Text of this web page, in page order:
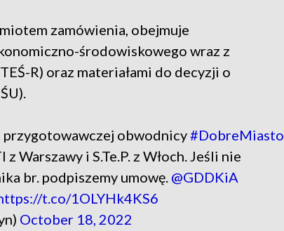
zamówienia, obejmuje
środowiskowego wraz z
R) oraz materiałami do decyzji o
obwodnicy#DobreMiasto
Warszawy i S.Te.P. z Włoch. Jeśli nie
br. podpiszemy umowę. @GDDKiA
t.co/1OLYHk4KS6
October 18, 2022